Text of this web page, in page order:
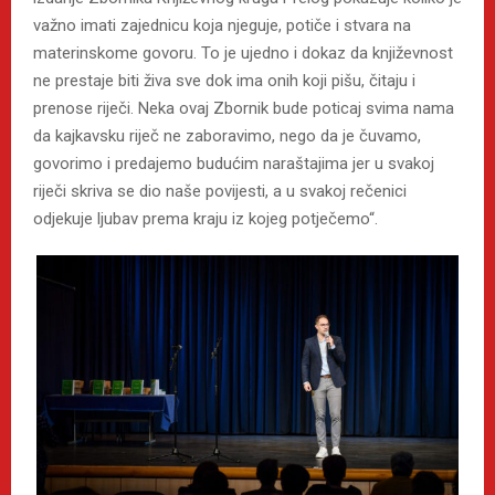
važno imati zajednicu koja njeguje, potiče i stvara na
materinskome govoru. To je ujedno i dokaz da književnost
ne prestaje biti živa sve dok ima onih koji pišu, čitaju i
prenose riječi. Neka ovaj Zbornik bude poticaj svima nama
da kajkavsku riječ ne zaboravimo, nego da je čuvamo,
govorimo i predajemo budućim naraštajima jer u svakoj
riječi skriva se dio naše povijesti, a u svakoj rečenici
odjekuje ljubav prema kraju iz kojeg potječemo“.